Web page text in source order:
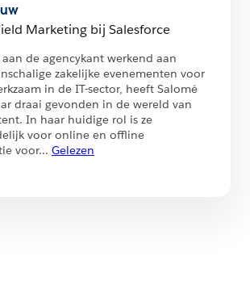
Marketing bij Salesforce
de agencykant werkend aan
zakelijke evenementen voor
in de IT-sector, heeft Salomé
draai gevonden in de wereld van
In haar huidige rol is ze
voor online en offline
voor... Gelezen